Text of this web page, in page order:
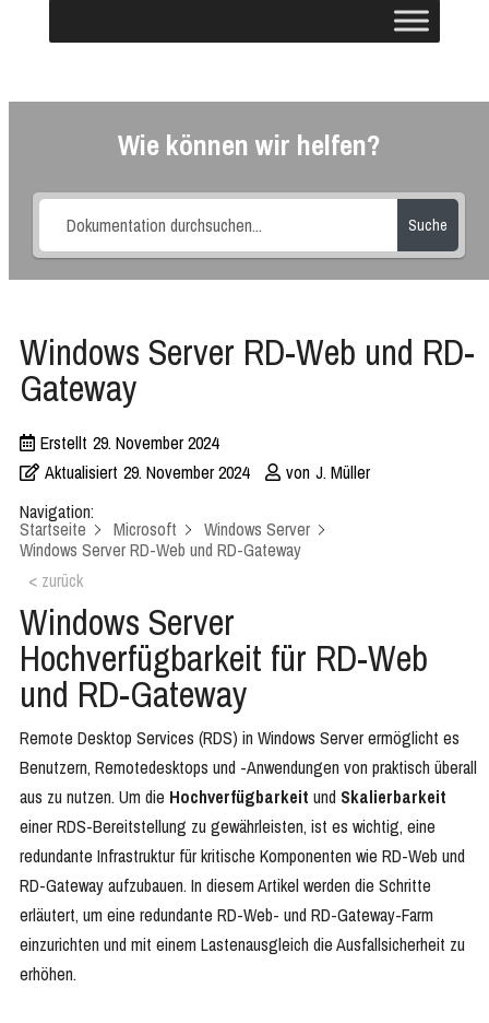
Wie können wir helfen?
Suche
Windows Server RD-Web und RD-
Gateway
Erstellt 29. November 2024
Aktualisiert 29. November 2024 von J. Müller
Navigation:
Startseite Microsoft
Windows Server
Windows Server RD-Web und RD-Gateway
< zurück
Windows Server
Hochverfügbarkeit für RD-Web
und RD-Gateway
Remote Desktop Services (RDS) in Windows Server ermöglicht es
Benutzern, Remotedesktops und -Anwendungen von praktisch überall
aus zu nutzen. Um die Hochverfügbarkeit und Skalierbarkeit
einer RDS-Bereitstellung zu gewährleisten, ist es wichtig, eine
redundante Infrastruktur für kritische Komponenten wie RD-Web und
RD-Gateway aufzubauen. In diesem Artikel werden die Schritte
erläutert, um eine redundante RD-Web- und RD-Gateway-Farm
einzurichten und mit einem Lastenausgleich die Ausfallsicherheit zu
erhöhen.